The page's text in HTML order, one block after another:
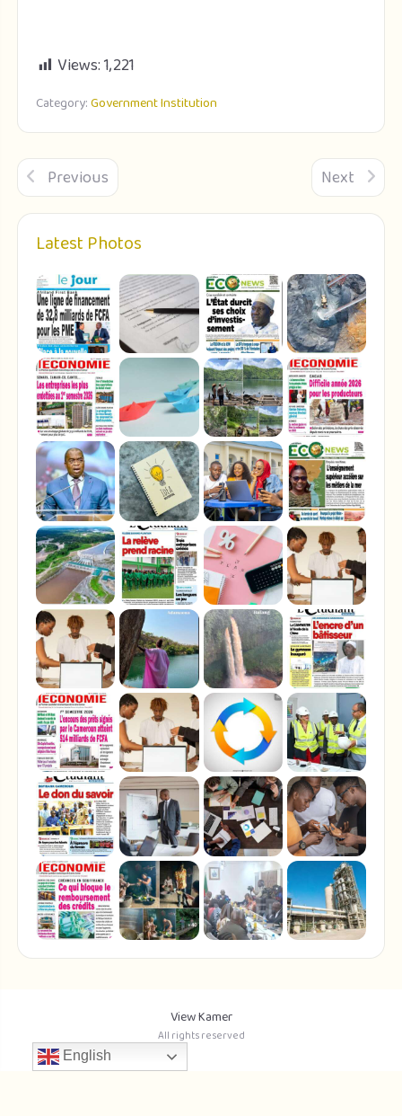
Latest Photos
Views:1,221
Category:Government Institution
Previous Next
View Kamer
All rights reserved
English